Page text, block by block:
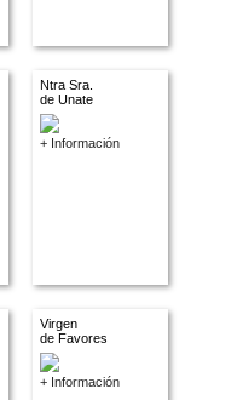
Ntra Sra.
de Unate
+ Información
Virgen
de Favores
+ Información